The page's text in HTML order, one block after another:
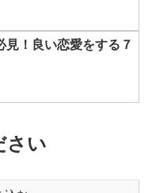
見！良い恋愛をする７
さい